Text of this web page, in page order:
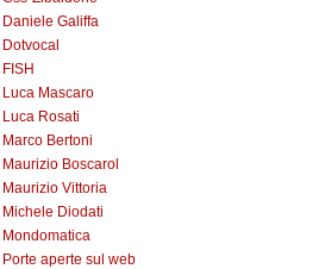
Daniele Galiffa
Dotvocal
FISH
Luca Mascaro
Luca Rosati
Marco Bertoni
Maurizio Boscarol
Maurizio Vittoria
Michele Diodati
Mondomatica
Porte aperte sul web